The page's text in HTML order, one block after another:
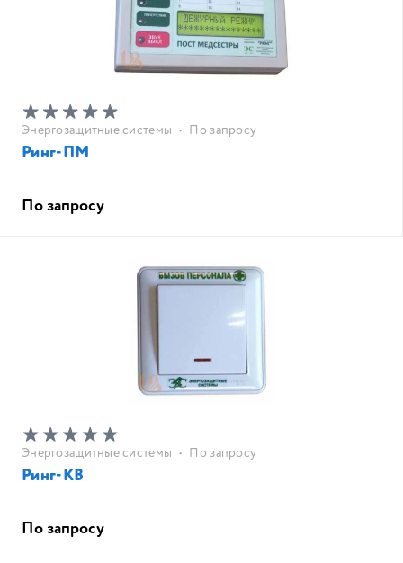
Энергозащитные системы • По запросу
Ринг-ПМ
По запросу
Энергозащитные системы • По запросу
Ринг-КВ
По запросу